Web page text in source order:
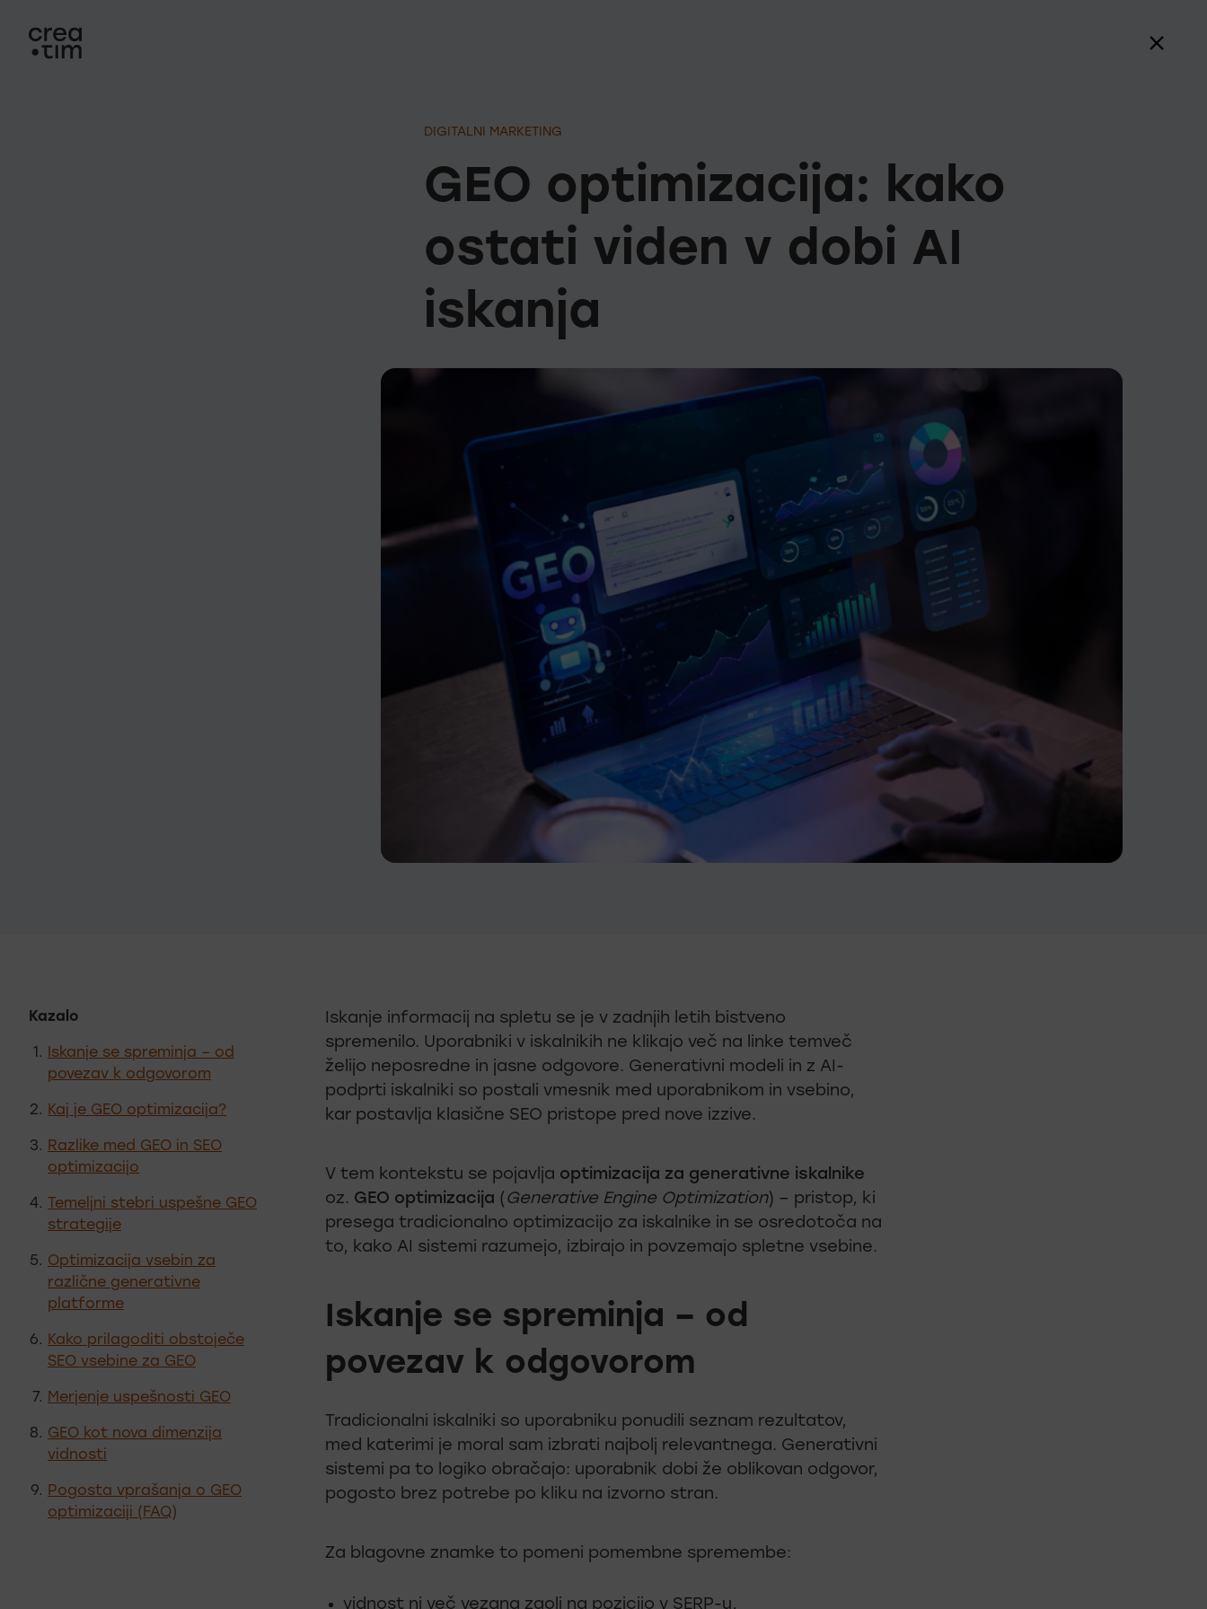
DIGITALNI MARKETING
GEO optimizacija: kako
ostati viden v dobi AI
iskanja
Kazalo
Iskanje se spreminja – od
povezav k odgovorom
Kaj je GEO optimizacija?
Razlike med GEO in SEO
optimizacijo
Temeljni stebri uspešne GEO
strategije
Optimizacija vsebin za
različne generativne
platforme
Kako prilagoditi obstoječe
SEO vsebine za GEO
Merjenje uspešnosti GEO
GEO kot nova dimenzija
vidnosti
Pogosta vprašanja o GEO
optimizaciji (FAQ)
Iskanje informacij na spletu se je v zadnjih letih bistveno
spremenilo. Uporabniki v iskalnikih ne klikajo več na linke temveč
želijo neposredne in jasne odgovore. Generativni modeli in z AI-
podprti iskalniki so postali vmesnik med uporabnikom in vsebino,
kar postavlja klasične SEO pristope pred nove izzive.
V tem kontekstu se pojavlja optimizacija za generativne iskalnike
oz. GEO optimizacija ( Generative Engine Optimization) – pristop, ki
presega tradicionalno optimizacijo za iskalnike in se osredotoča na
to, kako AI sistemi razumejo, izbirajo in povzemajo spletne vsebine.
Iskanje se spreminja – od
povezav k odgovorom
Tradicionalni iskalniki so uporabniku ponudili seznam rezultatov,
med katerimi je moral sam izbrati najbolj relevantnega. Generativni
sistemi pa to logiko obračajo: uporabnik dobi že oblikovan odgovor,
pogosto brez potrebe po kliku na izvorno stran.
Za blagovne znamke to pomeni pomembne spremembe:
vidnost ni več vezana zgolj na pozicijo v SERP-u,